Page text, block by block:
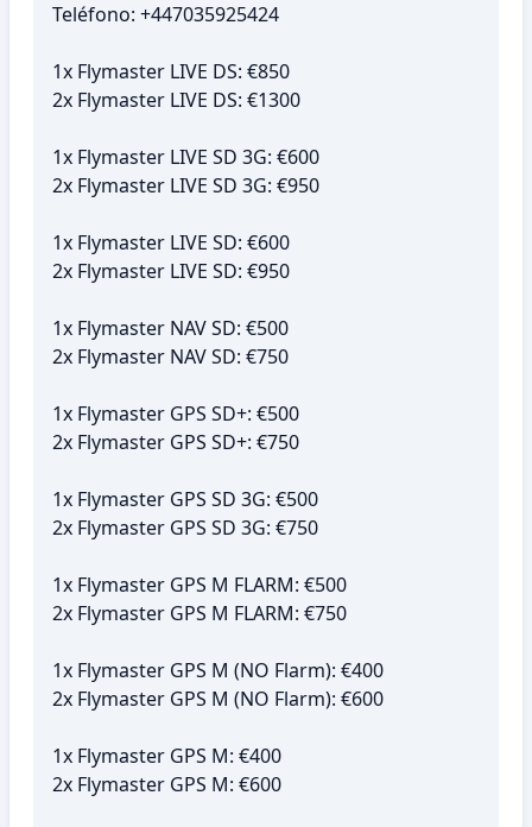
Teléfono: +447035925424
1x Flymaster LIVE DS: €850
2x Flymaster LIVE DS: €1300
1x Flymaster LIVE SD 3G: €600
2x Flymaster LIVE SD 3G: €950
1x Flymaster LIVE SD: €600
2x Flymaster LIVE SD: €950
1x Flymaster NAV SD: €500
2x Flymaster NAV SD: €750
1x Flymaster GPS SD+: €500
2x Flymaster GPS SD+: €750
1x Flymaster GPS SD 3G: €500
2x Flymaster GPS SD 3G: €750
1x Flymaster GPS M FLARM: €500
2x Flymaster GPS M FLARM: €750
1x Flymaster GPS M (NO Flarm): €400
2x Flymaster GPS M (NO Flarm): €600
1x Flymaster GPS M: €400
2x Flymaster GPS M: €600